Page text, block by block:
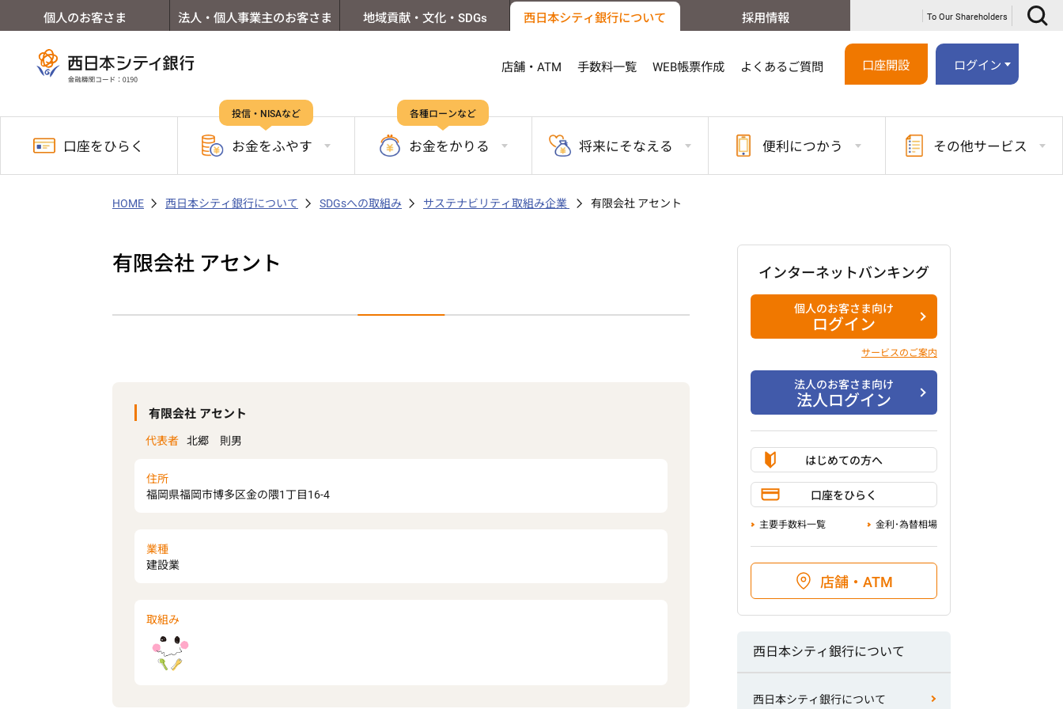
個人のお客さま 法人・個人事業主のお客さま 地域貢献・文化・SDGs 西日本シティ銀行について 採用情報 To Our Shareholders
店舗・ATM 手数料一覧 WEB帳票作成 よくあるご質問 口座開設 ログイン
口座を ひらく
投信・NISAなど
お金をふやす
各種ローンなど
お金をかりる 将来にそなえる 便利につかう その他サービス
HOME 西日本シティ銀行について SDGsへの取組み サステナビリティ取組み企業 有限会社 アセント
有限会社 アセント
有限会社 アセント
代表者 北郷 則男
住所
福岡県福岡市博多区金の隈1丁目16-4
業種
建設業
取組み
インターネットバンキング
個人のお客さま向け
ログイン
サービスのご案内
法人のお客さま向け
法人ログイン
はじめての方へ
口座をひらく
主要手数料一覧 金利･為替相場
店舗・ATM
西日本シティ銀行について
西日本シティ銀行について